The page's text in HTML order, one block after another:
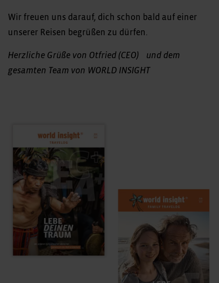
Wir freuen uns darauf, dich schon bald auf einer
unserer Reisen begrüßen zu dürfen.
Herzliche Grüße von Otfried (CEO) und dem
gesamten Team von WORLD INSIGHT